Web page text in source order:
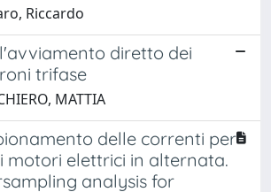
Riccardo
diretto dei
trifase
MATTIA
delle correnti per
motori elettrici in alternata.
analysis for